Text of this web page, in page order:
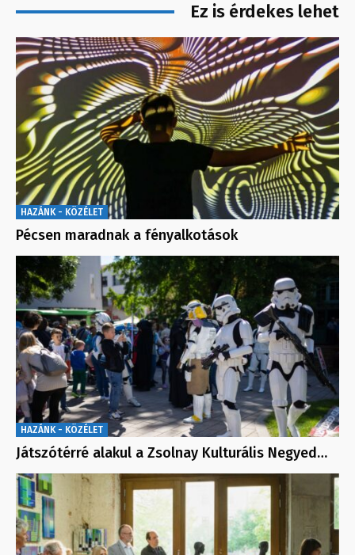
Ez is érdekes lehet
HAZÁNK - KÖZÉLET
Pécsen maradnak a fényalkotások
HAZÁNK - KÖZÉLET
Játszótérré alakul a Zsolnay Kulturális Negyed…